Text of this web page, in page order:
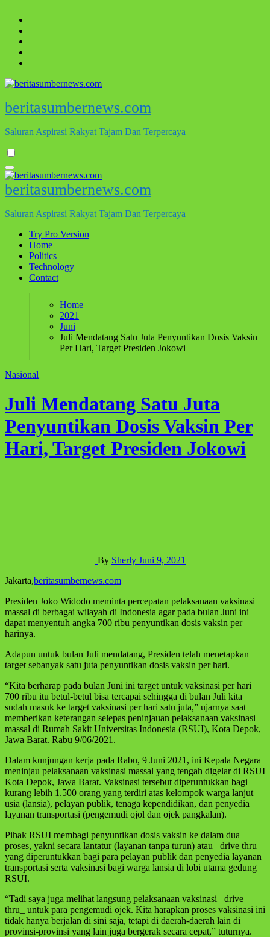
content
beritasumbernews.com
Saluran Aspirasi Rakyat Tajam Dan Terpercaya
beritasumbernews.com
Saluran Aspirasi Rakyat Tajam Dan Terpercaya
Try Pro Version
Home
Politics
Technology
Contact
Home
2021
Juni
Juli Mendatang Satu Juta Penyuntikan Dosis Vaksin
Per Hari, Target Presiden Jokowi
Nasional
Juli Mendatang Satu Juta
Penyuntikan Dosis Vaksin Per
Hari, Target Presiden Jokowi
By Sherly Juni 9, 2021
Jakarta,beritasumbernews.com
Presiden Joko Widodo meminta percepatan pelaksanaan vaksinasi
massal di berbagai wilayah di Indonesia agar pada bulan Juni ini
dapat menyentuh angka 700 ribu penyuntikan dosis vaksin per
harinya.
Adapun untuk bulan Juli mendatang, Presiden telah menetapkan
target sebanyak satu juta penyuntikan dosis vaksin per hari.
“Kita berharap pada bulan Juni ini target untuk vaksinasi per hari
700 ribu itu betul-betul bisa tercapai sehingga di bulan Juli kita
sudah masuk ke target vaksinasi per hari satu juta,” ujarnya saat
memberikan keterangan selepas peninjauan pelaksanaan vaksinasi
massal di Rumah Sakit Universitas Indonesia (RSUI), Kota Depok,
Jawa Barat. Rabu 9/06/2021.
Dalam kunjungan kerja pada Rabu, 9 Juni 2021, ini Kepala Negara
meninjau pelaksanaan vaksinasi massal yang tengah digelar di RSUI
Kota Depok, Jawa Barat. Vaksinasi tersebut diperuntukkan bagi
kurang lebih 1.500 orang yang terdiri atas kelompok warga lanjut
usia (lansia), pelayan publik, tenaga kependidikan, dan penyedia
layanan transportasi (pengemudi ojol dan ojek pangkalan).
Pihak RSUI membagi penyuntikan dosis vaksin ke dalam dua
proses, yakni secara lantatur (layanan tanpa turun) atau _drive thru_
yang diperuntukkan bagi para pelayan publik dan penyedia layanan
transportasi serta vaksinasi bagi warga lansia di lobi utama gedung
RSUI.
“Tadi saya juga melihat langsung pelaksanaan vaksinasi _drive
thru_ untuk para pengemudi ojek. Kita harapkan proses vaksinasi ini
tidak hanya berjalan di sini saja, tetapi di daerah-daerah lain di
provinsi-provinsi yang lain juga bergerak secara cepat,” tuturnya.